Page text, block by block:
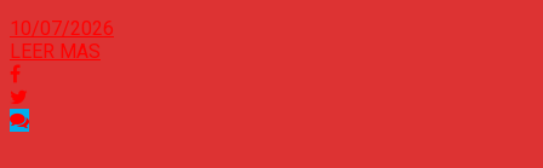
10/07/2026
LEER MAS